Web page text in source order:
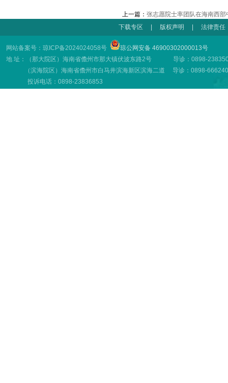
上一篇： 张志愿院士率团队在海南西部
下载专区
版权声明 法律责任
网站备案号：琼ICP备2024024058号
琼公网安备 46900302000013号
地 址：（那大院区）海南省儋州市那大镇伏波东路2号 导诊：0898-
（滨海院区）海南省儋州市白马井滨海新区滨海二道 导诊：0898-
投诉电话：0898-23836853